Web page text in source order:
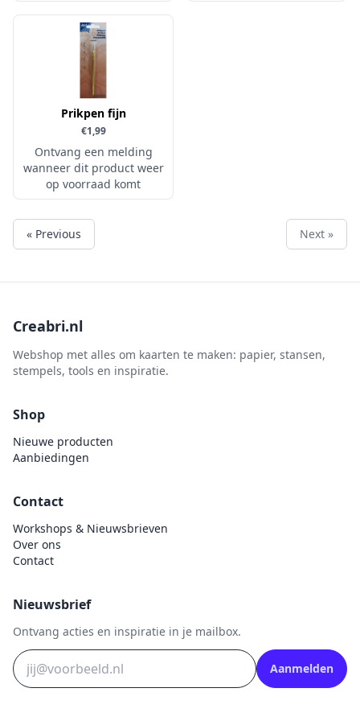
Simple and Basic
Prikpen fijn
€1,99
Ontvang een melding
wanneer dit product weer
op voorraad komt
« Previous Next »
Creabri.nl
Webshop met alles om kaarten te maken: papier, stansen,
stempels, tools en inspiratie.
Shop
Nieuwe producten
Aanbiedingen
Contact
Workshops & Nieuwsbrieven
Over ons
Contact
Nieuwsbrief
Ontvang acties en inspiratie in je mailbox.
Aanmelden